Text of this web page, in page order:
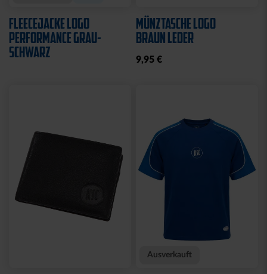
FLEECEJACKE LOGO
PERFORMANCE GRAU-
SCHWARZ
MÜNZTASCHE LOGO
BRAUN LEDER
9,95 €
Ausverkauft